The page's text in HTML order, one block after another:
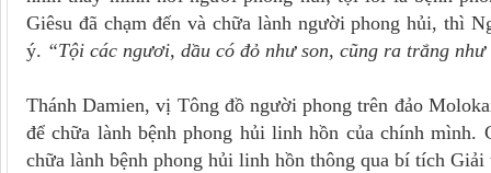
Giêsu đã chạm đến và chữa lành người phong hủi, thì
ý. “Tội các ngươi, dầu có đỏ như son, cũng ra trắng như
Thánh Damien, vị Tông đồ người phong trên đảo
để chữa lành bệnh phong hủi linh hồn của chính
chữa lành bệnh phong hủi linh hồn thông qua bí tích